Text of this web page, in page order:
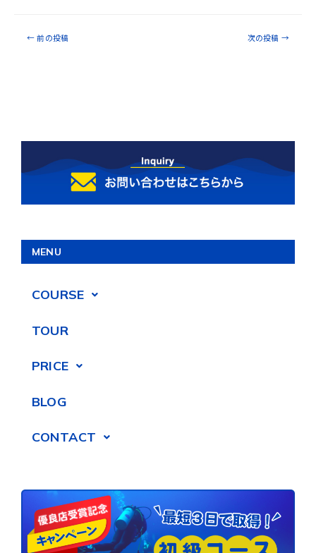
← 前の投稿 次の投稿 →
MENU
COURSE
TOUR
PRICE
BLOG
CONTACT